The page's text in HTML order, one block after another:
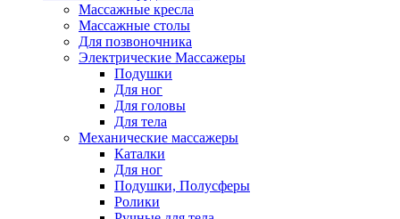
Массажные кресла
Массажные столы
Для позвоночника
Электрические Массажеры
Подушки
Для ног
Для головы
Для тела
Механические массажеры
Каталки
Для ног
Подушки, Полусферы
Ролики